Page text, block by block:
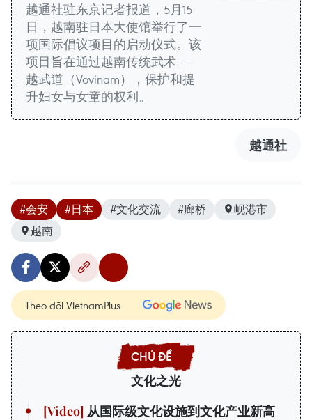
越通社驻东京记者报道，5月15
日，越南驻日本大使馆举行了一
项国际倡议项目的启动仪式。该
项目旨在通过越南传统武术——
越武道（Vovinam），保护和提
升妇女与女童的权利。
越通社
#会安 #日本 #文化交流 #廊桥
岘港市
越南
Theo dõi VietnamPlus
文化之光
从国际级文化设施到文化产业新高